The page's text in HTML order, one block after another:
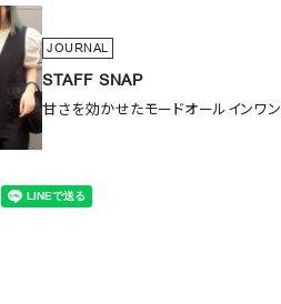
JOURNAL
STAFF SNAP
甘さを効かせたモードオールインワン